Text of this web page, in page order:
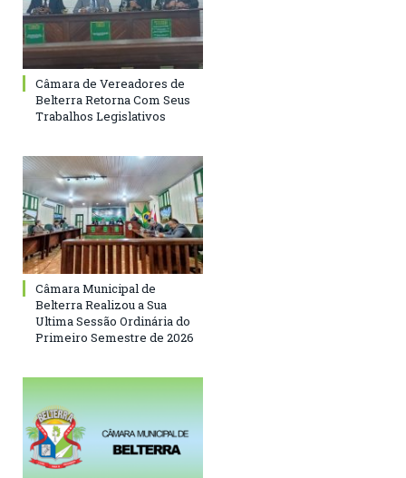
Câmara de Vereadores de
Belterra Retorna Com Seus
Trabalhos Legislativos
Câmara Municipal de
Belterra Realizou a Sua
Ultima Sessão Ordinária do
Primeiro Semestre de 2026